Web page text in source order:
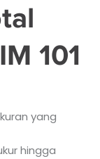
101
yang
hingga